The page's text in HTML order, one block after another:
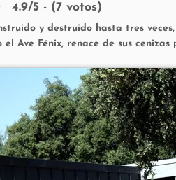
4.9/5 - (7 votos)
y destruido hasta tres
el Ave Fénix, renace de sus